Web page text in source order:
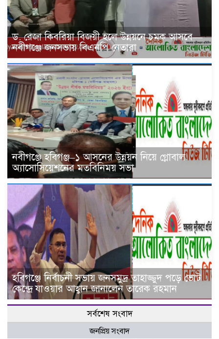
ড. রেজা কিবরিয়া বিজয়ী হলে উন্নয়নে চমক আসবে—
নবীগঞ্জে জনসভায় বিএনপি নেতারা
নবীগঞ্জে হবিগঞ্জ–১ আসনের উন্নয়ন নিয়ে গ্লোবাল
অ্যাসোসিয়েশনের মতবিনিময় সভা
হবিগঞ্জে নির্বাচনী সভায় জনসমুদ্র তাহাজ্জুদ পড়ে ভোট
কেন্দ্রে যাওয়ার আহ্বান জানালেন তারেক রহমান
সর্বশেষ সংবাদ
জনপ্রিয় সংবাদ